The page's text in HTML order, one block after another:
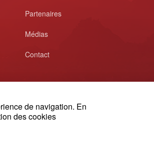
de navigation. En
des cookies
Partenaires
Médias
Contact